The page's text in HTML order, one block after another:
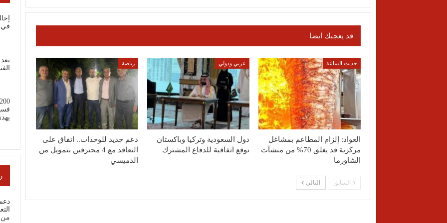
قد يعجبك ايضا
حديث الساعة
العواد: إلزام المطاعم بمشاغل
مركزية قد يغلق 70% من منشآت
الشاورما
عربي ودولي
دول السعودية وتركيا وباكستان
توقع اتفاقية للدفاع المشترك
رياضة
دعم جديد للوحدات.. اتفاق على
التعاقد مع 4 محترفين بتمويل من
الدميسي
السابق التالي
في